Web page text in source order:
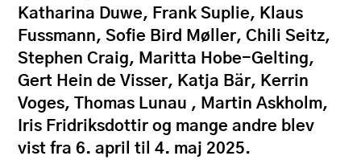
Katharina Duwe, Frank Suplie, Klaus
Fussmann, Sofie Bird Møller, Chili Seitz,
Stephen Craig, Maritta Hobe-Gelting,
Gert Hein de Visser, Katja Bär, Kerrin
Voges, Thomas Lunau , Martin Askholm,
Iris Fridriksdottir og mange andre blev
vist fra 6. april til 4. maj 2025.